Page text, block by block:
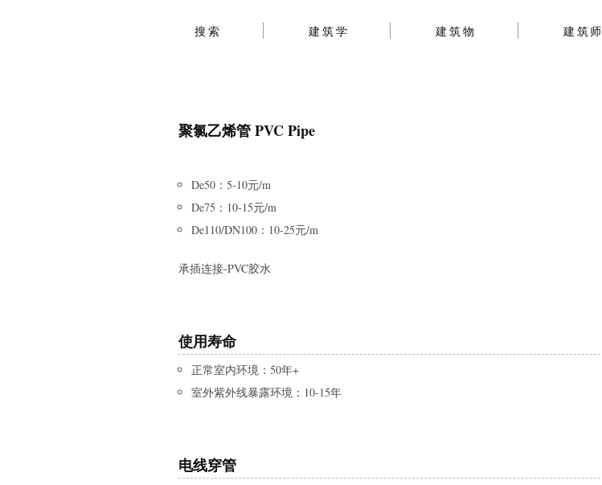
搜索 建筑学 建筑物 建筑师
聚氯乙烯管 PVC Pipe
De50：5-10元/m
De75：10-15元/m
De110/DN100：10-25元/m
承插连接-PVC胶水
使用寿命
正常室内环境：50年+
室外紫外线暴露环境：10-15年
电线穿管